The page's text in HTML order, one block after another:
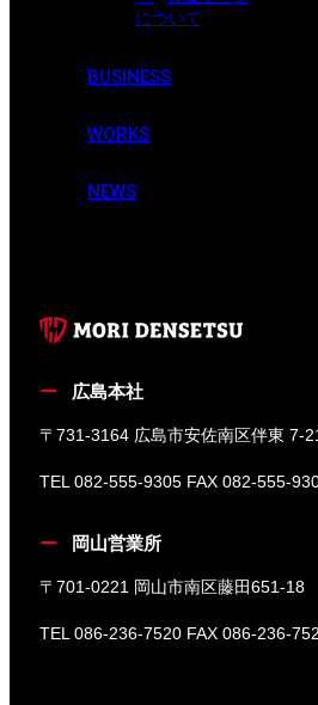
について
BUSINESS
WORKS
NEWS
広島本社
〒731-3164 広島市安佐南区伴東 7-
TEL 082-555-9305 FAX 082-555-
岡山営業所
〒701-0221 岡山市南区藤田651-18
TEL 086-236-7520 FAX 086-236-